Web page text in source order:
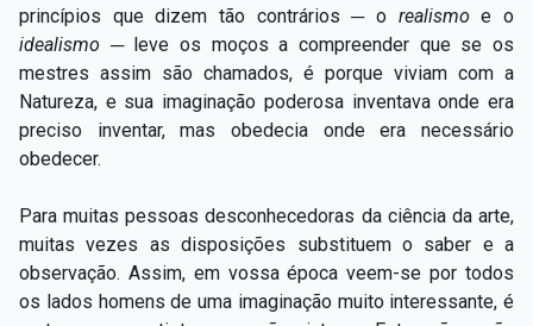
princípios que dizem tão contrários ─ o realismoe o
idealismo ─ leve os moços a compreender que se os
mestres assim são chamados, é porque viviam com a
Natureza, e sua imaginação poderosa inventava onde era
preciso inventar, mas obedecia onde era necessário
obedecer.
Para muitas pessoas desconhecedoras da ciência da arte,
muitas vezes as disposições substituem o saber e a
observação. Assim, em vossa época veem-se por todos
os lados homens de uma imaginação muito interessante, é